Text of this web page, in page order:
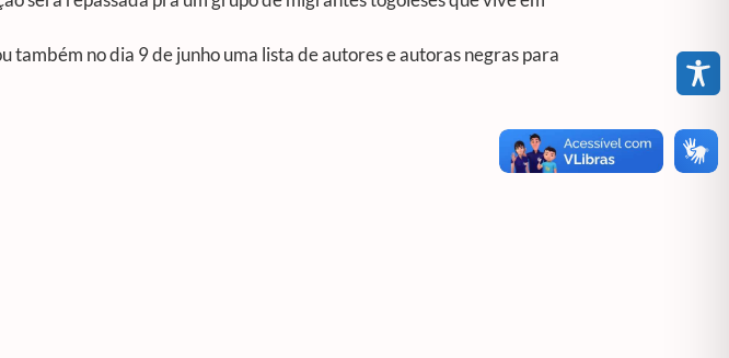
no dia 9 de junho uma lista de autores e autoras negras para